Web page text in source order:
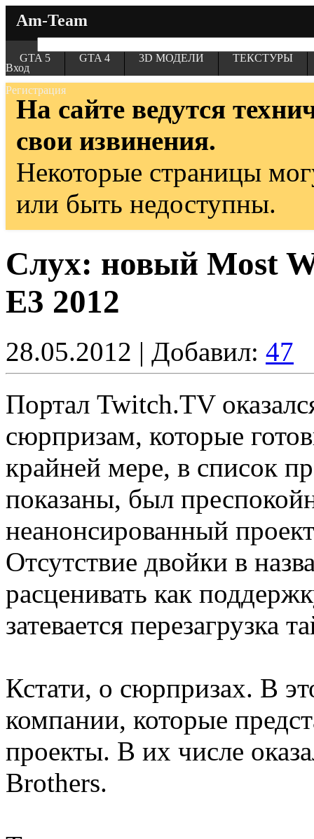
Am-Team
Вход
Регистрация
GTA 5 GTA 4 3D МОДЕЛИ ТЕКСТУРЫ
На сайте ведутся
свои извинения.
Некоторые страницы
или быть недоступны.
Слух: новый Most
Е3 2012
28.05.2012 | Добавил: 47
Портал Twitch.TV
сюрпризам, которые
крайней мере, в список
показаны, был
неанонсированный
Отсутствие двойки в
расценивать как
затевается перезагрузка
Кстати, о сюрпризах. В
компании, которые
проекты. В их числе
Brothers.